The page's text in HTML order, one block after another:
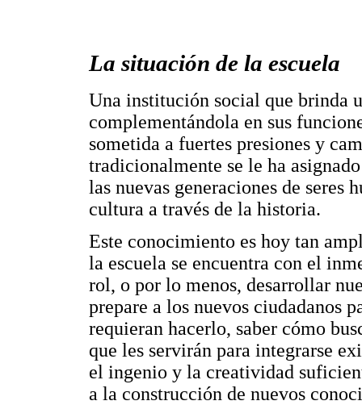
La situación de la escuela
Una institución social que brinda
complementándola en sus
sometida a fuertes presiones y
tradicionalmente se le ha
las nuevas generaciones de
cultura a través de la historia.
Este conocimiento es hoy tan
la escuela se encuentra con el
rol, o por lo menos, desarrollar
prepare a los nuevos ciudadanos
requieran hacerlo, saber cómo
que les servirán para integrarse
el ingenio y la creatividad
a la construcción de nuevos